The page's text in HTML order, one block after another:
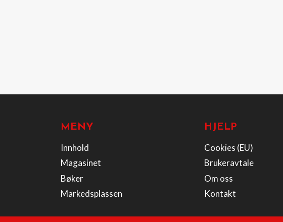
MENY
Innhold
Magasinet
Bøker
Markedsplassen
HJELP
Cookies (EU)
Brukeravtale
Om oss
Kontakt